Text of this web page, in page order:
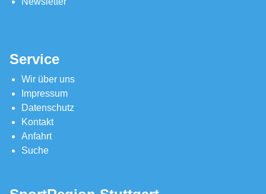
Service
Wir über uns
Impressum
Datenschutz
Kontakt
Anfahrt
Suche